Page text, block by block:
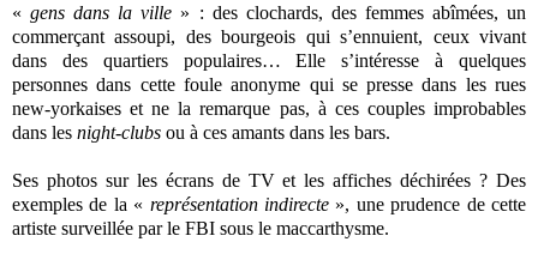
«gens dans la ville » : des clochards, des femmes abîmées, un
commerçant assoupi, des bourgeois qui s’ennuient, ceux vivant
dans des quartiers populaires… Elle s’intéresse à quelques
personnes dans cette foule anonyme qui se presse dans les rues
new-yorkaises et ne la remarque pas, à ces couples improbables
dans les night-clubs ou à ces amants dans les bars.
Ses photos sur les écrans de TV et les affiches déchirées ? Des
exemples de la « représentation indirecte », une prudence de cette
artiste surveillée par le FBI sous le maccarthysme.